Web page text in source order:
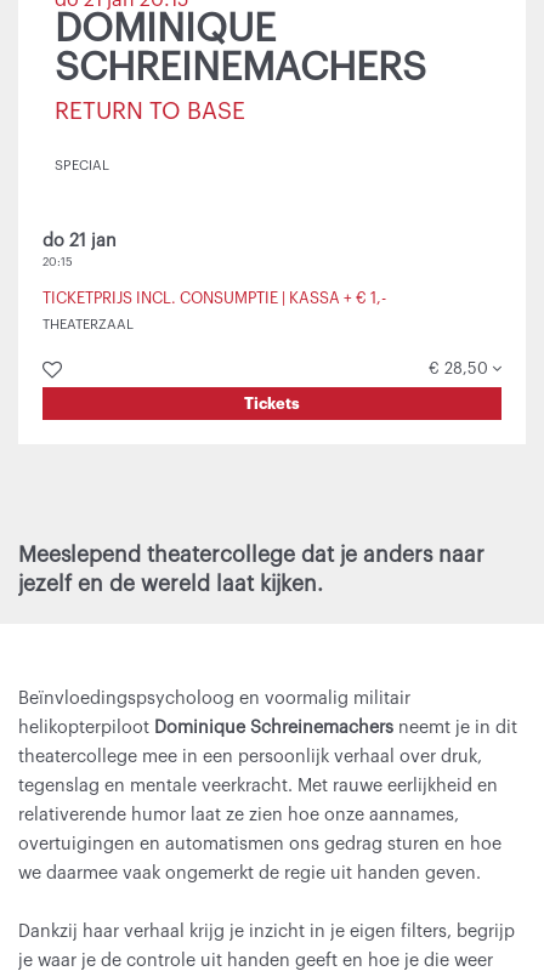
DOMINIQUE
SCHREINEMACHERS
RETURN TO BASE
SPECIAL
do 21 jan
20:15
TICKETPRIJS INCL. CONSUMPTIE | KASSA + € 1,-
THEATERZAAL
€ 28,50
Tickets
Meeslepend theatercollege dat je anders naar
jezelf en de wereld laat kijken.
Beïnvloedingspsycholoog en voormalig militair
helikopterpiloot Dominique Schreinemachers neemt je in dit
theatercollege mee in een persoonlijk verhaal over druk,
tegenslag en mentale veerkracht. Met rauwe eerlijkheid en
relativerende humor laat ze zien hoe onze aannames,
overtuigingen en automatismen ons gedrag sturen en hoe
we daarmee vaak ongemerkt de regie uit handen geven.
Dankzij haar verhaal krijg je inzicht in je eigen filters, begrijp
je waar je de controle uit handen geeft en hoe je die weer
Inzoomen